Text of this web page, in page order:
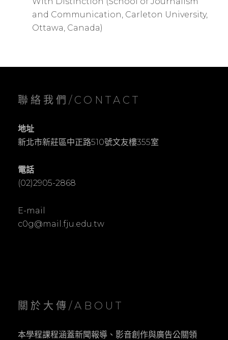
and Communication, Carleton University,
Ottawa, Canada)
聯絡我們/CONTACT
地址
新北市新莊區中正路510號文友樓355室
電話
(02)2905-2868
E-mail
c0g@mail.fju.edu.tw
關於大傳/ABOUT
本學程課程涵蓋新聞報導、影音創作與廣告公關領